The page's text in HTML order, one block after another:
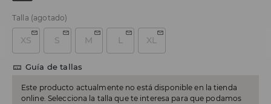
Talla (agotado)
XS S M L XL
Guía de tallas
Este producto actualmente no está disponible en la tienda
online. Selecciona la talla que te interesa para que podamos